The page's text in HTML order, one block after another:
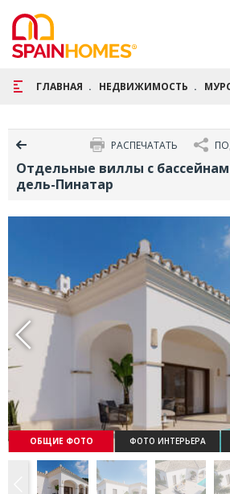
ГЛАВНАЯ НЕДВИЖИМОСТЬ
РАСПЕЧАТАТЬ
Отдельные виллы с
дель-Пинатар
ОБЩИЕ ФОТО ФОТО ИНТЕРЬЕРА